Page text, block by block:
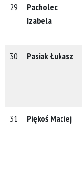
29
Pacholec
Izabela
30
Pasiak Łukasz
31
Piękoś Maciej